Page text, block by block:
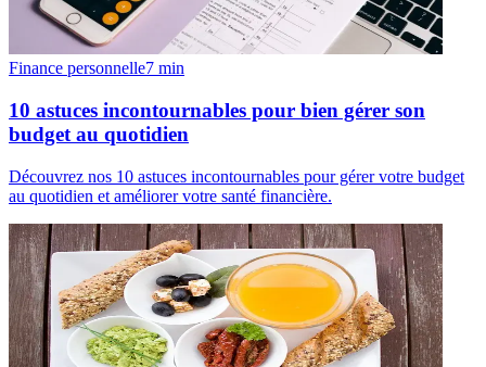
Finance personnelle7 min
10 astuces incontournables pour bien gérer son
budget au quotidien
Découvrez nos 10 astuces incontournables pour gérer votre budget
au quotidien et améliorer votre santé financière.